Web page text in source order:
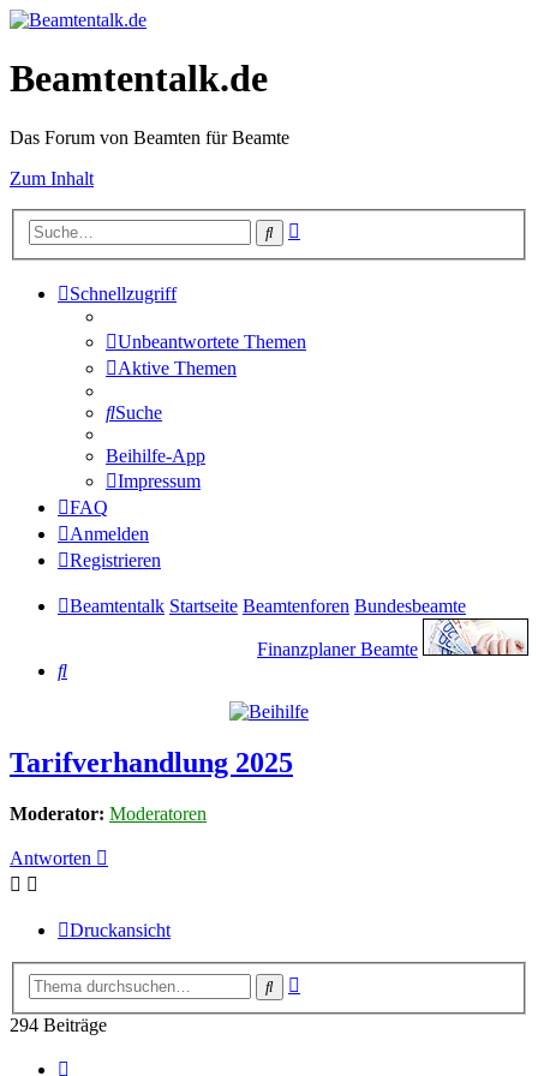
Beamtentalk.de
Das Forum von Beamten für Beamte
Zum Inhalt
Suche
Schnellzugriff
Unbeantwortete Themen
Aktive Themen
Suche
Beihilfe-App
Impressum
FAQ
Anmelden
Registrieren
Beamtentalk Startseite Beamtenforen Bundesbeamte
Finanzplaner Beamte
Suche
Tarifverhandlung 2025
Moderator: Moderatoren
Antworten
Druckansicht
Suche
294 Beiträge